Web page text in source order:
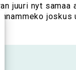
juuri nyt samaa